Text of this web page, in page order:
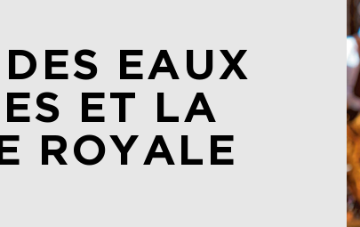
EAUX
ET LA
ROYALE